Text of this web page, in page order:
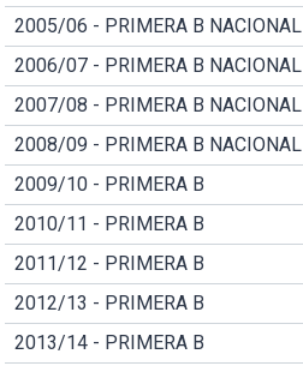
2005/06 - PRIMERA B NACIONAL
2006/07 - PRIMERA B NACIONAL
2007/08 - PRIMERA B NACIONAL
2008/09 - PRIMERA B NACIONAL
2009/10 - PRIMERA B
2010/11 - PRIMERA B
2011/12 - PRIMERA B
2012/13 - PRIMERA B
2013/14 - PRIMERA B